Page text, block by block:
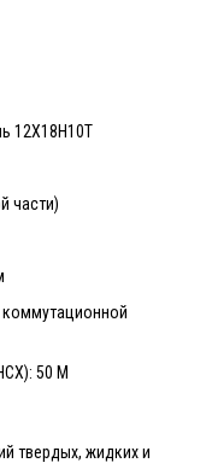
12Х18Н10Т
части)
коммутационной
50 М
твердых, жидких и